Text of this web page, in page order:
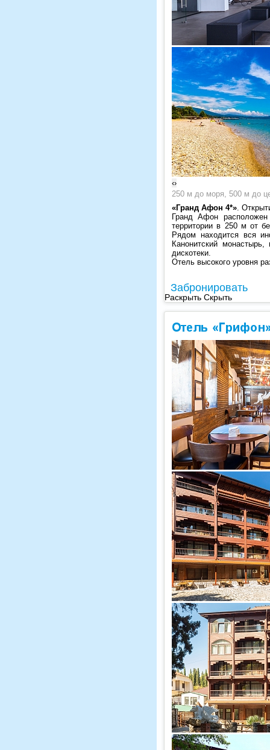
‹›
250 м до моря, 500 м до
«Гранд Афон 4*».
Гранд Афон
территории в 250 м от
Рядом находится вся
Канонитский
дискотеки.
Отель высокого уровня
Забронировать
Раскрыть Скрыть